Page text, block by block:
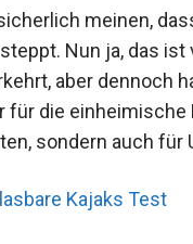
meinen,
Nun ja, das
aber dennoch
für die einheimische
sondern auch für
Kajaks Test